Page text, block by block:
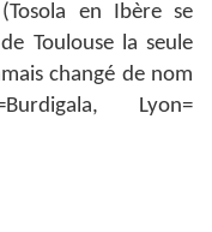
en Ibère se
Toulouse la seule
changé de nom
Lyon=